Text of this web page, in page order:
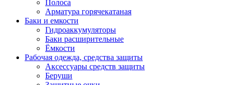
Полоса
Арматура горячекатаная
Баки и емкости
Гидроаккумуляторы
Баки расширительные
Ёмкости
Рабочая одежда, средства защиты
Аксессуары средств защиты
Беруши